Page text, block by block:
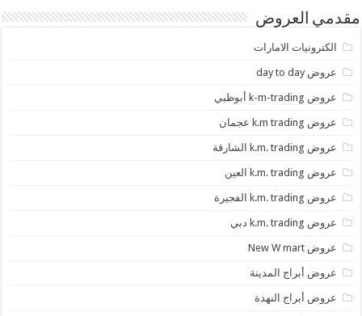
مقدمي العروض
الكترونيات الامارات
عروض day to day
عروض k-m-trading أبوظبي
عروض k.m trading عجمان
عروض k.m. trading الشارقة
عروض k.m. trading العين
عروض k.m. trading الفجيرة
عروض k.m. trading دبي
عروض New W mart
عروض أبراج المدينة
عروض أبراج النهدة